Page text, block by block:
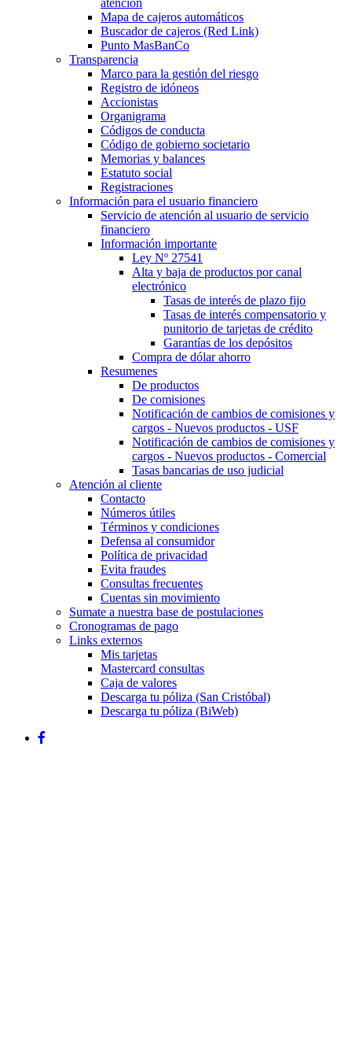
atención
Mapa de cajeros automáticos
Buscador de cajeros (Red Link)
Punto MasBanCo
Transparencia
Marco para la gestión del riesgo
Registro de idóneos
Accionistas
Organigrama
Códigos de conducta
Código de gobierno societario
Memorias y balances
Estatuto social
Registraciones
Información para el usuario financiero
Servicio de atención al usuario de servicio
financiero
Información importante
Ley Nº 27541
Alta y baja de productos por canal
electrónico
Tasas de interés de plazo fijo
Tasas de interés compensatorio y
punitorio de tarjetas de crédito
Garantías de los depósitos
Compra de dólar ahorro
Resumenes
De productos
De comisiones
Notificación de cambios de comisiones y
cargos - Nuevos productos - USF
Notificación de cambios de comisiones y
cargos - Nuevos productos - Comercial
Tasas bancarias de uso judicial
Atención al cliente
Contacto
Números útiles
Términos y condiciones
Defensa al consumidor
Política de privacidad
Evita fraudes
Consultas frecuentes
Cuentas sin movimiento
Sumate a nuestra base de postulaciones
Cronogramas de pago
Links externos
Mis tarjetas
Mastercard consultas
Caja de valores
Descarga tu póliza (San Cristóbal)
Descarga tu póliza (BiWeb)